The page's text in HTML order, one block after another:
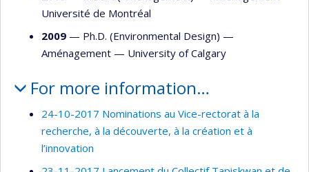
Université de Montréal
2009 — Ph.D. (Environmental Design) —
Aménagement — University of Calgary
For more information…
24-10-2017 Nominations au Vice-rectorat à la
recherche, à la découverte, à la création et à
l’innovation